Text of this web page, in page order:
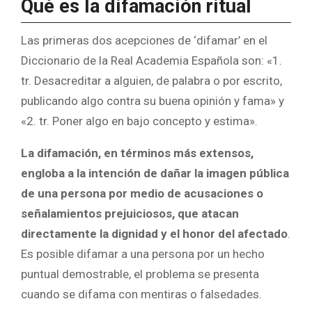
Qué es la difamación ritual
Las primeras dos acepciones de ‘difamar’ en el
Diccionario de la Real Academia Española son: «1.
tr. Desacreditar a alguien, de palabra o por escrito,
publicando algo contra su buena opinión y fama» y
«2. tr. Poner algo en bajo concepto y estima».
La difamación, en términos más extensos,
engloba a la intención de dañar la imagen pública
de una persona por medio de acusaciones o
señalamientos prejuiciosos, que atacan
directamente la dignidad y el honor del afectado.
Es posible difamar a una persona por un hecho
puntual demostrable, el problema se presenta
cuando se difama con mentiras o falsedades.